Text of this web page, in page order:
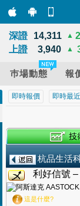
智財迅
國指
8,531
深證
14,311 ▲
上證
3,940 ▲
巿場動態 報
即時報價 即時最
杭品生活
利好信號 –
這是什麼?